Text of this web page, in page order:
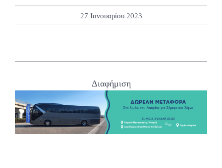
27 Ιανουαρίου 2023
Διαφήμιση